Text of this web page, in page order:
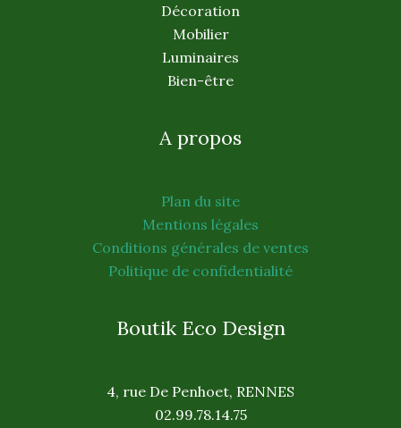
Décoration
Mobilier
Luminaires
Bien-être
A propos
Plan du site
Mentions légales
Conditions générales de ventes
Politique de confidentialité
Boutik Eco Design
4, rue De Penhoet, RENNES
02.99.78.14.75